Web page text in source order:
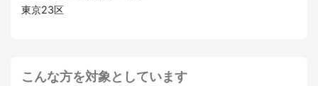
東京23区
こんな方を対象としています